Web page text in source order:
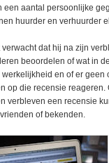
een aantal persoonlijke
huurder en verhuurder
dat hij na zijn
beoordelen of wat in
en of er
op die recensie
verbleven een recensie
of bekenden.